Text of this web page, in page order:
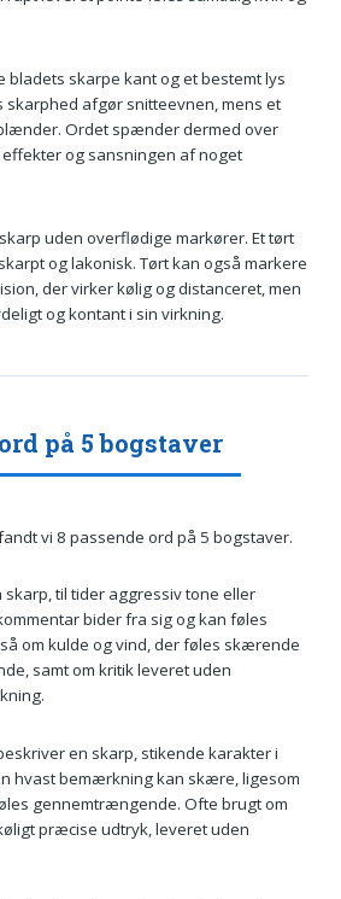
bladets skarpe kant og et bestemt lys
afgør snitteevnen, mens et
Ordet spænder dermed over
og sansningen af noget
uden overflødige markører. Et tørt
og lakonisk. Tørt kan også markere
der virker kølig og distanceret, men
og kontant i sin virkning.
på 5 bogstaver
vi 8 passende ord på 5 bogstaver.
skarp, til tider aggressiv tone eller
bider fra sig og kan føles
om kulde og vind, der føles skærende
samt om kritik leveret uden
en skarp, stikende karakter i
hvast bemærkning kan skære, ligesom
gennemtrængende. Ofte brugt om
præcise udtryk, leveret uden